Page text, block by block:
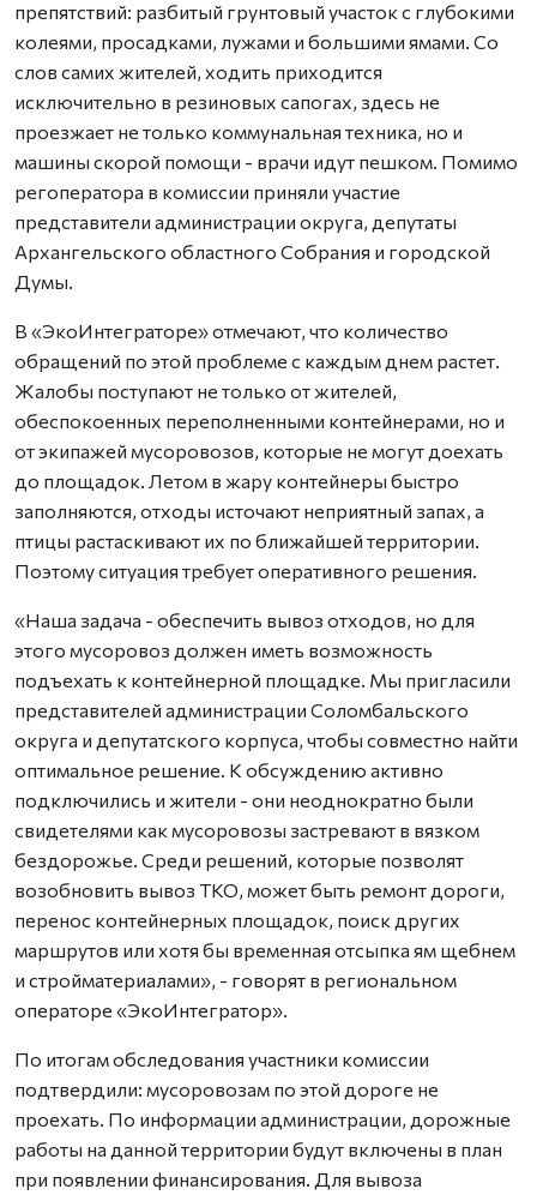
препятствий: разбитый грунтовый участок с глубокими
колеями, просадками, лужами и большими ямами. Со
слов самих жителей, ходить приходится
исключительно в резиновых сапогах, здесь не
проезжает не только коммунальная техника, но и
машины скорой помощи - врачи идут пешком. Помимо
регоператора в комиссии приняли участие
представители администрации округа, депутаты
Архангельского областного Собрания и городской
Думы.
В «ЭкоИнтеграторе» отмечают, что количество
обращений по этой проблеме с каждым днем растет.
Жалобы поступают не только от жителей,
обеспокоенных переполненными контейнерами, но и
от экипажей мусоровозов, которые не могут доехать
до площадок. Летом в жару контейнеры быстро
заполняются, отходы источают неприятный запах, а
птицы растаскивают их по ближайшей территории.
Поэтому ситуация требует оперативного решения.
«Наша задача - обеспечить вывоз отходов, но для
этого мусоровоз должен иметь возможность
подъехать к контейнерной площадке. Мы пригласили
представителей администрации Соломбальского
округа и депутатского корпуса, чтобы совместно найти
оптимальное решение. К обсуждению активно
подключились и жители - они неоднократно были
свидетелями как мусоровозы застревают в вязком
бездорожье. Среди решений, которые позволят
возобновить вывоз ТКО, может быть ремонт дороги,
перенос контейнерных площадок, поиск других
маршрутов или хотя бы временная отсыпка ям щебнем
и стройматериалами», - говорят в региональном
операторе «ЭкоИнтегратор».
По итогам обследования участники комиссии
подтвердили: мусоровозам по этой дороге не
проехать. По информации администрации, дорожные
работы на данной территории будут включены в план
при появлении финансирования. Для вывоза